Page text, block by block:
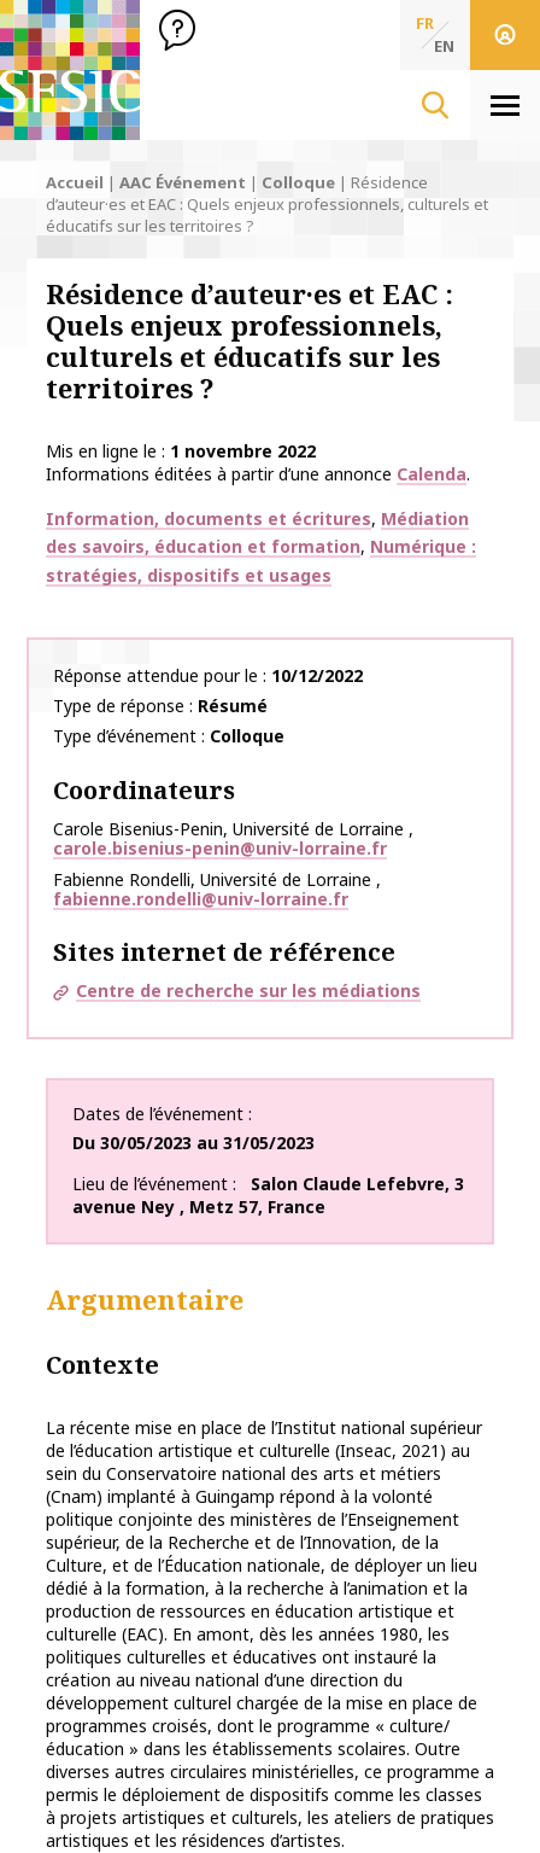
SFSIC Société Française des Sciences de l'Information & de
Société Française des Sciences
de l'Information
FR
EN
Accueil | AAC Événement | Colloque | Résidence
d’auteur·es et EAC : Quels enjeux professionnels, culturels et
éducatifs sur les territoires ?
Résidence d’auteur·es et EAC :
Quels enjeux professionnels,
culturels et éducatifs sur les
territoires ?
Mis en ligne le
1 novembre 2022
Informations éditées à partir d’une annonce Calenda.
Thématiques
Information, documents et écritures Médiation
des savoirs, éducation et formation Numérique :
stratégies, dispositifs et usages
Réponse attendue pour le
10/12/2022
Type de réponse
Résumé
Type d’événement
Colloque
Coordinateurs
Carole Bisenius-Penin, Université de Lorraine ,
carole.bisenius-penin@univ-lorraine.fr
Fabienne Rondelli, Université de Lorraine ,
fabienne.rondelli@univ-lorraine.fr
Sites internet de référence
Centre de recherche sur les médiations
Dates de l’événement
Du 30/05/2023 au 31/05/2023
Lieu de l’événement
Salon Claude Lefebvre, 3
avenue Ney , Metz 57, France
Argumentaire
Contexte
La récente mise en place de l’Institut national supérieur
de l’éducation artistique et culturelle (Inseac, 2021) au
sein du Conservatoire national des arts et métiers
(Cnam) implanté à Guingamp répond à la volonté
politique conjointe des ministères de l’Enseignement
supérieur, de la Recherche et de l’Innovation, de la
Culture, et de l’Éducation nationale, de déployer un lieu
dédié à la formation, à la recherche à l’animation et la
production de ressources en éducation artistique et
culturelle (EAC). En amont, dès les années 1980, les
politiques culturelles et éducatives ont instauré la
création au niveau national d’une direction du
développement culturel chargée de la mise en place de
programmes croisés, dont le programme « culture/
éducation » dans les établissements scolaires. Outre
diverses autres circulaires ministérielles, ce programme a
permis le déploiement de dispositifs comme les classes
à projets artistiques et culturels, les ateliers de pratiques
artistiques et les résidences d’artistes.